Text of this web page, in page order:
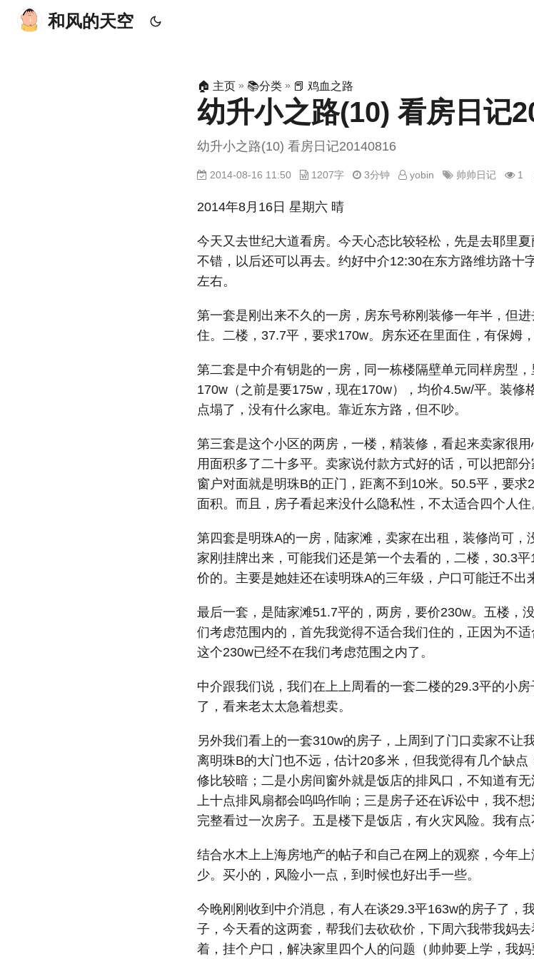
和风的天空
🏠 主页 » 📚分类 » 📕 鸡血之路
幼升小之路(10) 看房日记
幼升小之路(10) 看房日记20140816
2014-08-16 11:50 1207字 3分钟 yobin 帅帅日记 1
2014年8月16日 星期六 晴
今天又去世纪大道看房。今天心态比较轻松，先是去耶里
不错，以后还可以再去。约好中介12:30在东方路维坊路十
左右。
第一套是刚出来不久的一房，房东号称刚装修一年半，但
住。二楼，37.7平，要求170w。房东还在里面住，有保姆
第二套是中介有钥匙的一房，同一栋楼隔壁单元同样房型
170w（之前是要175w，现在170w），均价4.5w/平。装修
点塌了，没有什么家电。靠近东方路，但不吵。
第三套是这个小区的两房，一楼，精装修，看起来卖家很
用面积多了二十多平。卖家说付款方式好的话，可以把部
窗户对面就是明珠B的正门，距离不到10米。50.5平，要
面积。而且，房子看起来没什么隐私性，不太适合四个人住
第四套是明珠A的一房，陆家滩，卖家在出租，装修尚可
家刚挂牌出来，可能我们还是第一个去看的，二楼，30.3
价的。主要是她娃还在读明珠A的三年级，户口可能迁不出
最后一套，是陆家滩51.7平的，两房，要价230w。五楼，
们考虑范围内的，首先我觉得不适合我们住的，正因为不
这个230w已经不在我们考虑范围之内了。
中介跟我们说，我们在上上周看的一套二楼的29.3平的小
了，看来老太太急着想卖。
另外我们看上的一套310w的房子，上周到了门口卖家不让
离明珠B的大门也不远，估计20多米，但我觉得有几个缺
修比较暗；二是小房间窗外就是饭店的排风口，不知道有
上十点排风扇都会呜呜作响；三是房子还在诉讼中，我不
完整看过一次房子。五是楼下是饭店，有火灾风险。我有点
结合水木上上海房地产的帖子和自己在网上的观察，今年
少。买小的，风险小一点，到时候也好出手一些。
今晚刚刚收到中介消息，有人在谈29.3平163w的房子了，
子，今天看的这两套，帮我们去砍砍价，下周六我带我妈
着，挂个户口，解决家里四个人的问题（帅帅要上学，我